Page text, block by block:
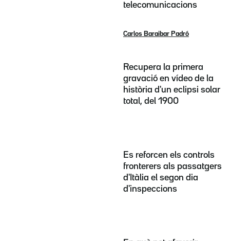
telecomunicacions
Carlos Baraibar Padró
Recupera la primera
gravació en vídeo de la
història d'un eclipsi solar
total, del 1900
Es reforcen els controls
fronterers als passatgers
d'Itàlia el segon dia
d'inspeccions